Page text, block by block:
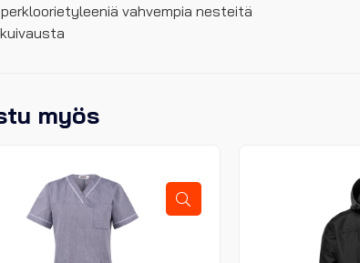
vahvempia nesteitä
myös